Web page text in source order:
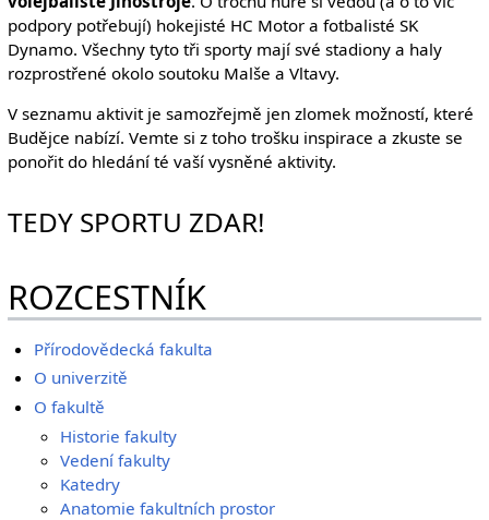
podpory potřebují) hokejisté HC Motor a fotbalisté SK
Dynamo. Všechny tyto tři sporty mají své stadiony a haly
rozprostřené okolo soutoku Malše a Vltavy.
V seznamu aktivit je samozřejmě jen zlomek možností, které
Budějce nabízí. Vemte si z toho trošku inspirace a zkuste se
ponořit do hledání té vaší vysněné aktivity.
TEDY SPORTU ZDAR!
ROZCESTNÍK
Přírodovědecká fakulta
O univerzitě
O fakultě
Historie fakulty
Vedení fakulty
Katedry
Anatomie fakultních prostor